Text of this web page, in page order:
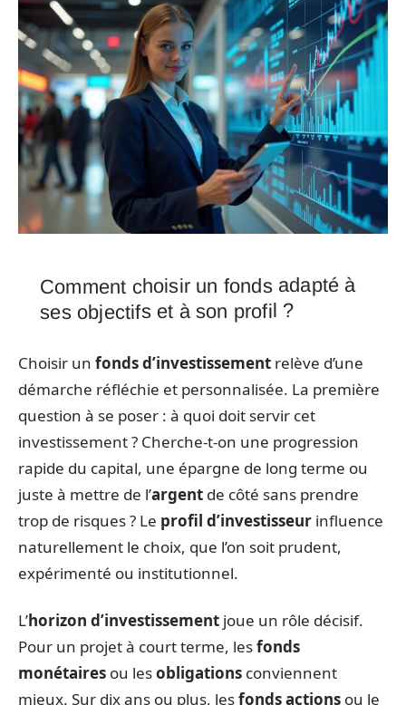
Comment choisir un fonds adapté à
ses objectifs et à son profil ?
Choisir un fonds d’investissement relève d’une
démarche réfléchie et personnalisée. La première
question à se poser : à quoi doit servir cet
investissement ? Cherche-t-on une progression
rapide du capital, une épargne de long terme ou
juste à mettre de l’argent de côté sans prendre
trop de risques ? Le profil d’investisseur influence
naturellement le choix, que l’on soit prudent,
expérimenté ou institutionnel.
L’horizon d’investissement joue un rôle décisif.
Pour un projet à court terme, lesfonds
monétaires ou lesobligations conviennent
mieux. Sur dix ans ou plus, lesfonds actions ou le